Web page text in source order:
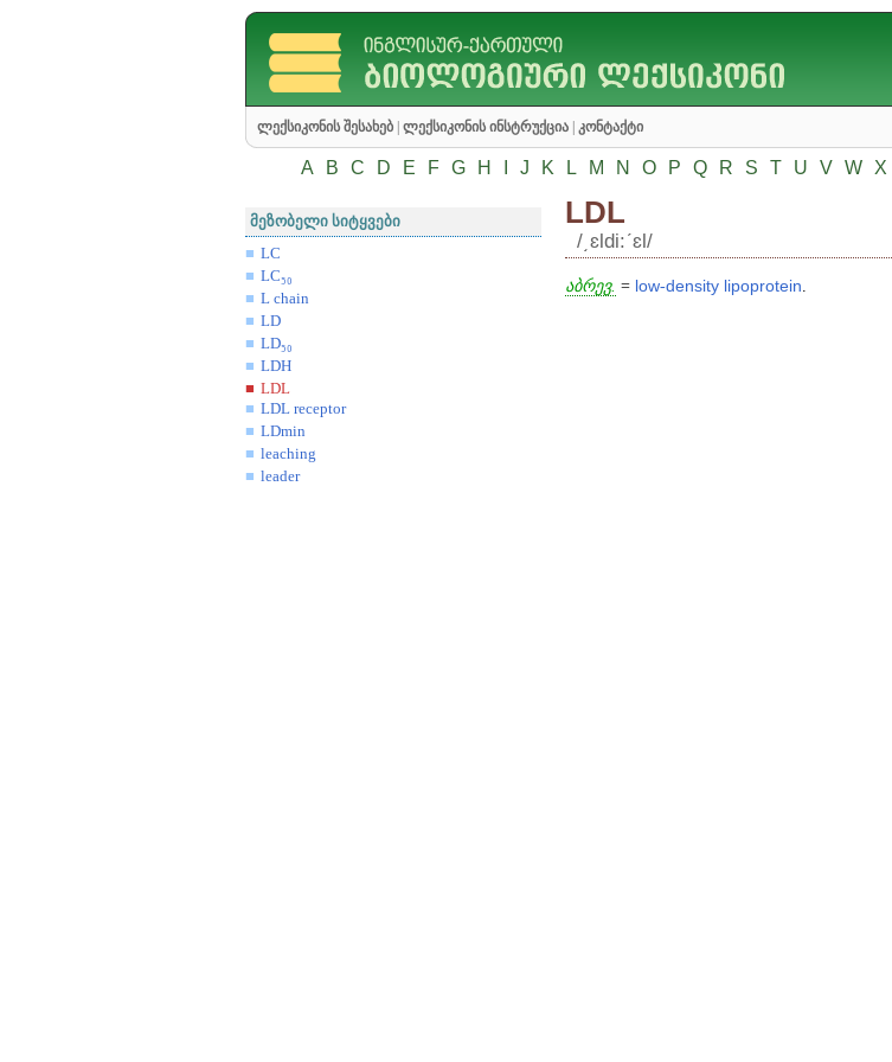
ლექსიკონის შესახებ ლექსიკონის ინსტრუქცია კონტაქტი
A B C D E F G H J K L M N O P Q R S T U V W X
მეზობელი სიტყვები
LC
LC₅₀
L chain
LD
LD₅₀
LDH
LDL
LDL receptor
LDmin
leaching
leader
LDL
/͵ɛldi:ʹɛl/
აბრევ. = low-density lipoprotein